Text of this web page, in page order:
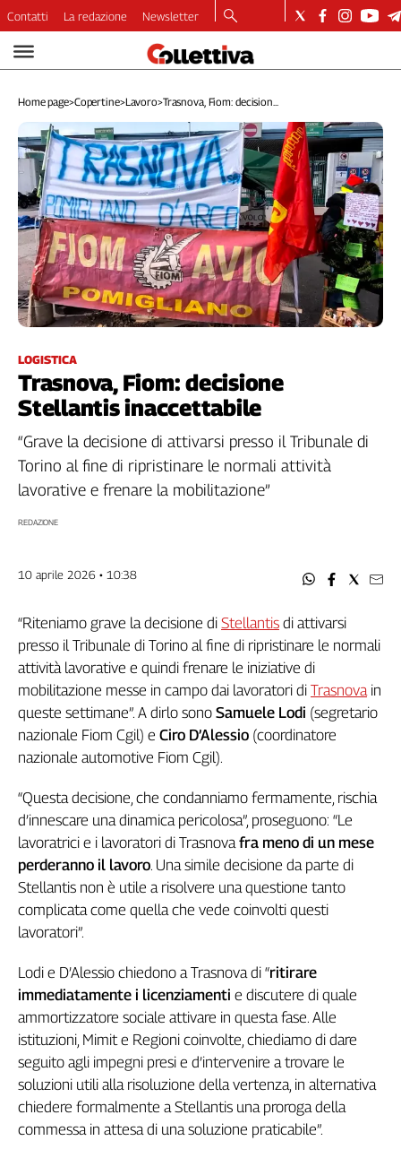
Video
Dirette
Longform
Copertine
Economia
Lavoro
Ambiente
Diritti
Welfare
Italia
Internazionale
Categorie
Filcams
Filctem
Fillea
Filt
Fisac
Flc
Nidil
Slc
Spi
Inca
Caaf
Speciali
di
Genova,
il
sangue
della
ragione
120
anni
Collettiva
Academy
Collettiva
Rubriche
Collettiva
Talk
Contatti La redazione Newsletter
Home page>Copertine>Lavoro>Trasnova, Fiom: decision...
LOGISTICA
Trasnova, Fiom: decisione
Stellantis inaccettabile
“Grave la decisione di attivarsi presso il Tribunale di
Torino al fine di ripristinare le normali attività
lavorative e frenare la mobilitazione”
REDAZIONE
10 aprile 2026 • 10:38
“Riteniamo grave la decisione di Stellantis di attivarsi
presso il Tribunale di Torino al fine di ripristinare le normali
attività lavorative e quindi frenare le iniziative di
mobilitazione messe in campo dai lavoratori di Trasnovain
queste settimane”. A dirlo sono Samuele Lodi (segretario
nazionale Fiom Cgil) e Ciro D’Alessio (coordinatore
nazionale automotive Fiom Cgil).
“Questa decisione, che condanniamo fermamente, rischia
d’innescare una dinamica pericolosa”, proseguono: “Le
lavoratrici e i lavoratori di Trasnovafra meno di un mese
perderanno il lavoro. Una simile decisione da parte di
Stellantis non è utile a risolvere una questione tanto
complicata come quella che vede coinvolti questi
lavoratori”.
Lodi e D’Alessio chiedono a Trasnova di “ritirare
immediatamente i licenziamenti e discutere di quale
ammortizzatore sociale attivare in questa fase. Alle
istituzioni, Mimit e Regioni coinvolte, chiediamo di dare
seguito agli impegni presi e d’intervenire a trovare le
soluzioni utili alla risoluzione della vertenza, in alternativa
chiedere formalmente a Stellantis una proroga della
commessa in attesa di una soluzione praticabile”.